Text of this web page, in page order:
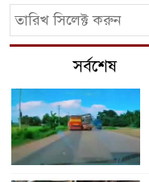
সর্বশেষ